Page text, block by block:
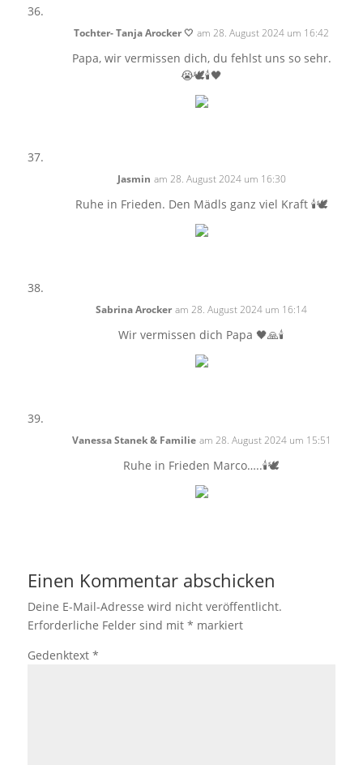
Tochter- Tanja Arocker 🤍 am 28. August 2024 um 16:42
Papa, wir vermissen dich, du fehlst uns so sehr.
😭🕊️🕯️🖤
Jasmin am 28. August 2024 um 16:30
Ruhe in Frieden. Den Mädls ganz viel Kraft 🕯️🕊️
Sabrina Arocker am 28. August 2024 um 16:14
Wir vermissen dich Papa 🖤🙏🕯️
Vanessa Stanek & Familie am 28. August 2024 um 15:51
Ruhe in Frieden Marco…..🕯🕊
Einen Kommentar abschicken
Deine E-Mail-Adresse wird nicht veröffentlicht.
Erforderliche Felder sind mit * markiert
Gedenktext *